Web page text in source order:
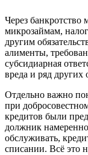
Через банкротство
микрозаймам,
другим
алименты,
субсидиарная
вреда и ряд других
Отдельно важно
при
кредитов были
должник
обслуживать,
списании. Всё это